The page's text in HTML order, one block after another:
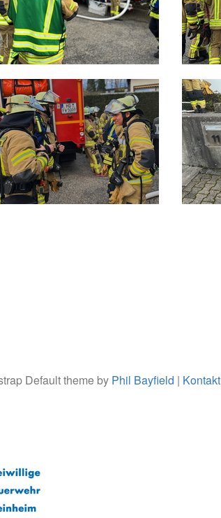
Default theme by Phil Bayfield | Kontakt